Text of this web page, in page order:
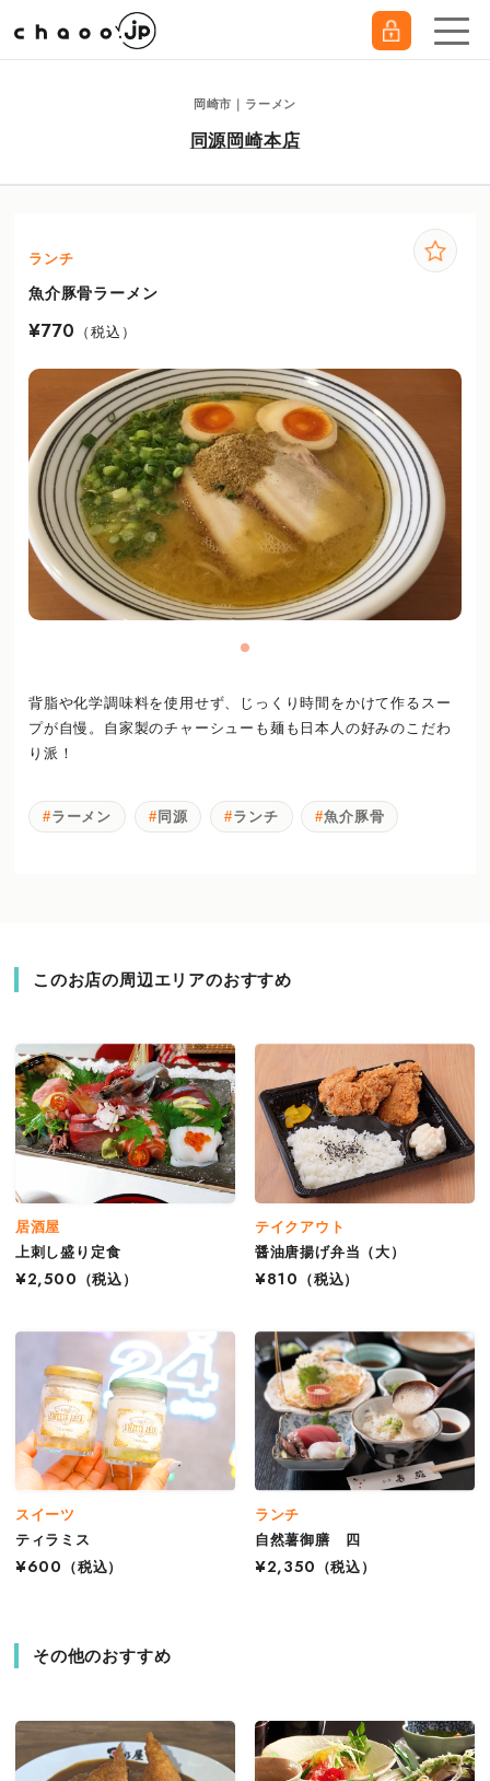
岡崎市｜ラーメン
同源岡崎本店
ランチ
魚介豚骨ラーメン
¥770 （税込）
背脂や化学調味料を使用せず、じっくり時間をかけて作るスー
プが自慢。自家製のチャーシューも麺も日本人の好みのこだわ
り派！
ラーメン 同源 ランチ 魚介豚骨
このお店の周辺エリアのおすすめ
居酒屋
上刺し盛り定食
¥2,500
（税込）
テイクアウト
醤油唐揚げ弁当（大）
¥810
（税込）
スイーツ
ティラミス
¥600
（税込）
ランチ
自然薯御膳 四
¥2,350
（税込）
その他のおすすめ